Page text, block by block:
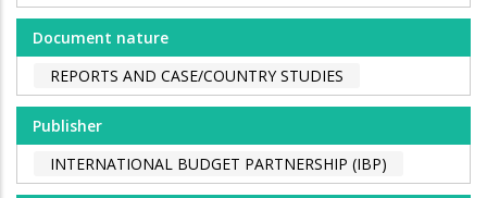
Document nature
REPORTS AND CASE/COUNTRY STUDIES
Publisher
INTERNATIONAL BUDGET PARTNERSHIP (IBP)